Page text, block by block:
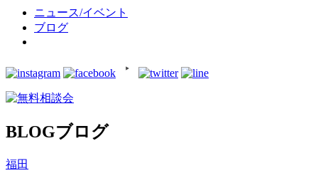
ニュース/イベント
ブログ
BLOGブログ
福田